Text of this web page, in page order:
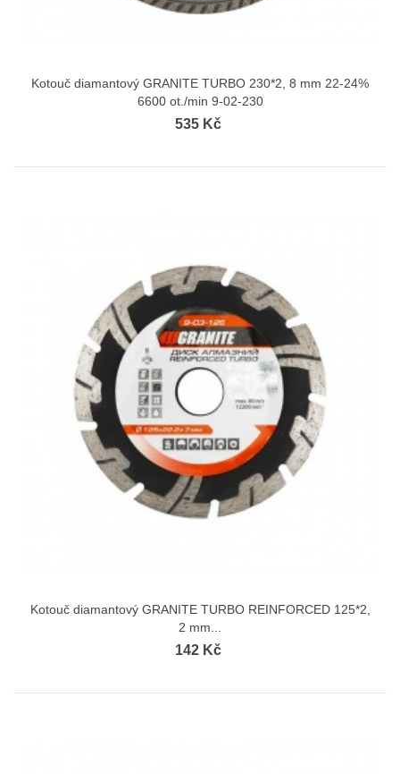
Kotouč diamantový GRANITE TURBO 230*2, 8 mm 22-24%
6600 ot./min 9-02-230
535 Kč
Kotouč diamantový GRANITE TURBO REINFORCED 125*2,
2 mm...
142 Kč